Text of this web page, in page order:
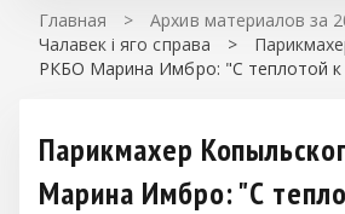
Главная > Архив материалов за
Чалавек і яго справа
>
РКБО Марина Имбро: "С теплотой
Парикмахер
Марина Имбро: "С